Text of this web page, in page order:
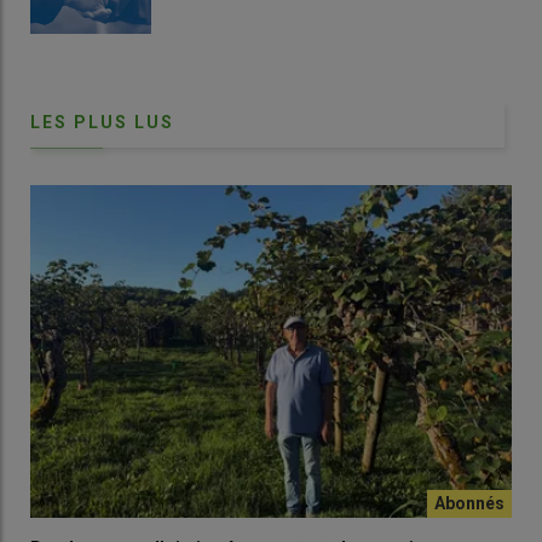
incompressible d’un mois pour la déclaration préalable de
Une appli dédiée au tracker
« Avec l’appli du tracker, on peut forcer à distance la mise
à plat de l’appareil », décrit le maraîcher Alexandre
Luginbuhl. C’est utile lorsque les prévisions météo
promettent une tempête, sachant que le tracker, équipé
d’un anémomètre, se met à plat automatiquement dès
que le vent dépasse 40 km/h. Ainsi couchés, les
panneaux produisent encore, mais beaucoup moins.
L’appli permet aussi de suivre ses niveaux de production
et d’autoconsommation. Pour ceux qui décalent leurs
process en fonction de la production solaire, par nature
intermittente, l’appli fait aussi duprédictif solaireet
LES PLUS LUS